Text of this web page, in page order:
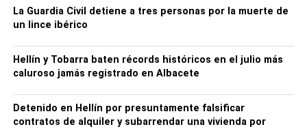
y en el que plasman su trabajo con las mujeres afectadas
en su día a día (al final de esta noticia reproducimos
Antes de dar lectura a tal manifiesto la concejal de la
contestó a las preguntas sobre actualidad en Hellín en
cuanto a Violencia de Género.
La Guardia Civil detiene a tres personas por la muerte de
un lince ibérico
Hellín y Tobarra baten récords históricos en el julio más
caluroso jamás registrado en Albacete
Detenido en Hellín por presuntamente falsificar
contratos de alquiler y subarrendar una vivienda por